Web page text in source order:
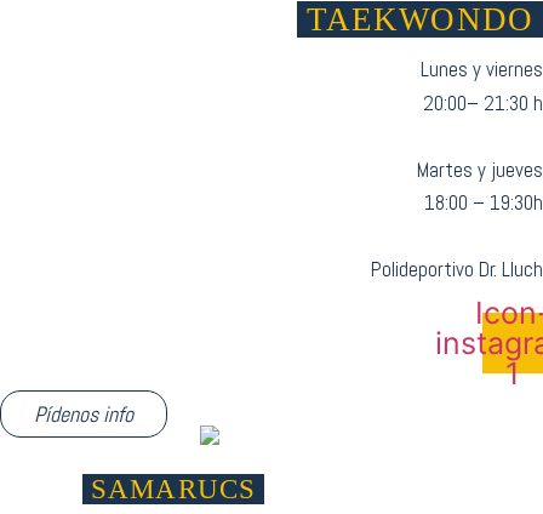
TAEKWONDO
Lunes y viernes
20:00– 21:30 h
Martes y jueves
18:00 – 19:30h
Polideportivo Dr. Lluch
1
Pídenos info
SAMARUCS